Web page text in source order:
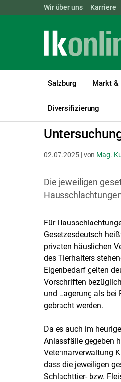
Wir über uns Karriere
Salzburg Markt &
Diversifizierung
LK Salzburg Tiere
02.07.2025 | von Mag.
Die jeweiligen
Für
Gesetzesdeutsch
privaten häuslichen
des Tierhalters
Eigenbedarf gelten
Vorschriften
und Lagerung als bei
gebracht werden.
Da es auch im
Anlassfälle gegeben
Veterinärverwaltung
dass die jeweiligen
Schlachttier- bzw.